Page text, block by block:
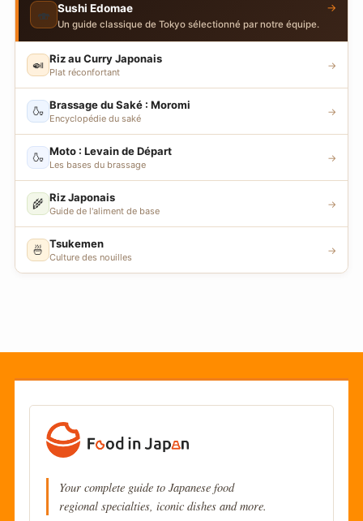
🍣 Sushi Edomae
Un guide classique de Tokyo sélectionné par notre équipe.
→
🍛 Riz au Curry Japonais
Plat réconfortant
→
🍶 Brassage du Saké : Moromi
Encyclopédie du saké
→
🍶 Moto : Levain de Départ
Les bases du brassage
→
🌾 Riz Japonais
Guide de l'aliment de base
→
🍜 Tsukemen
Culture des nouilles
→
Your complete guide to Japanese food
regional specialties, iconic dishes and more.